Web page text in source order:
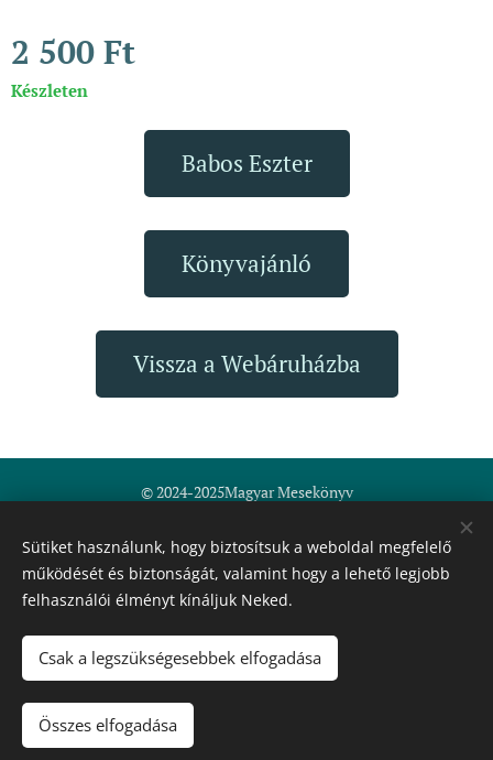
2 500 Ft
Készleten
Babos Eszter
Könyvajánló
Vissza a Webáruházba
© 2024-2025Magyar Mesekönyv
Általános szerződési feltételek
Minden jog fenntartva
magyarmesekonyv@gmail.com
+36 30 562 7665
Sütiket használunk, hogy biztosítsuk a weboldal megfelelő
működését és biztonságát, valamint hogy a lehető legjobb
felhasználói élményt kínáljuk Neked.
Csak a legszükségesebbek elfogadása
Összes elfogadása